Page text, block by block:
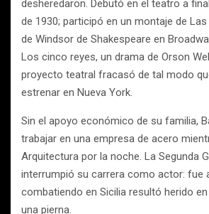
desheredaron. Debutó en el teatro a
de 1930; participó en un montaje de
de Windsor de Shakespeare en
Los cinco reyes, un drama de Orson
proyecto teatral fracasó de tal modo
estrenar en Nueva York.
Sin el apoyo económico de su familia,
trabajar en una empresa de acero
Arquitectura por la noche. La Segunda
interrumpió su carrera como actor: fue
combatiendo en Sicilia resultó herido
una pierna.